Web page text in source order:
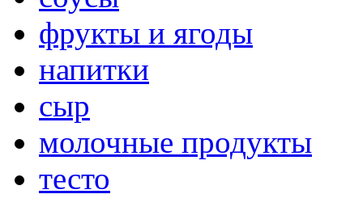
фрукты и ягоды
напитки
сыр
молочные продукты
тесто